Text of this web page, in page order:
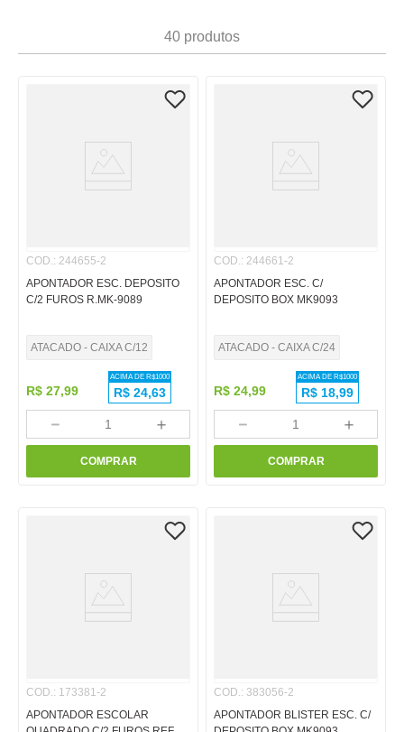
8º cola
40 produtos
COD.: 244655-2
APONTADOR ESC. DEPOSITO
C/2 FUROS R.MK-9089
ATACADO - CAIXA C/12
R$ 27,99
ACIMA DE R$1000
R$ 24,63
＋
－
COMPRAR
COD.: 244661-2
APONTADOR ESC. C/
DEPOSITO BOX MK9093
ATACADO - CAIXA C/24
R$ 24,99
ACIMA DE R$1000
R$ 18,99
＋
－
COMPRAR
COD.: 173381-2
APONTADOR ESCOLAR
COD.: 383056-2
APONTADOR BLISTER ESC. C/